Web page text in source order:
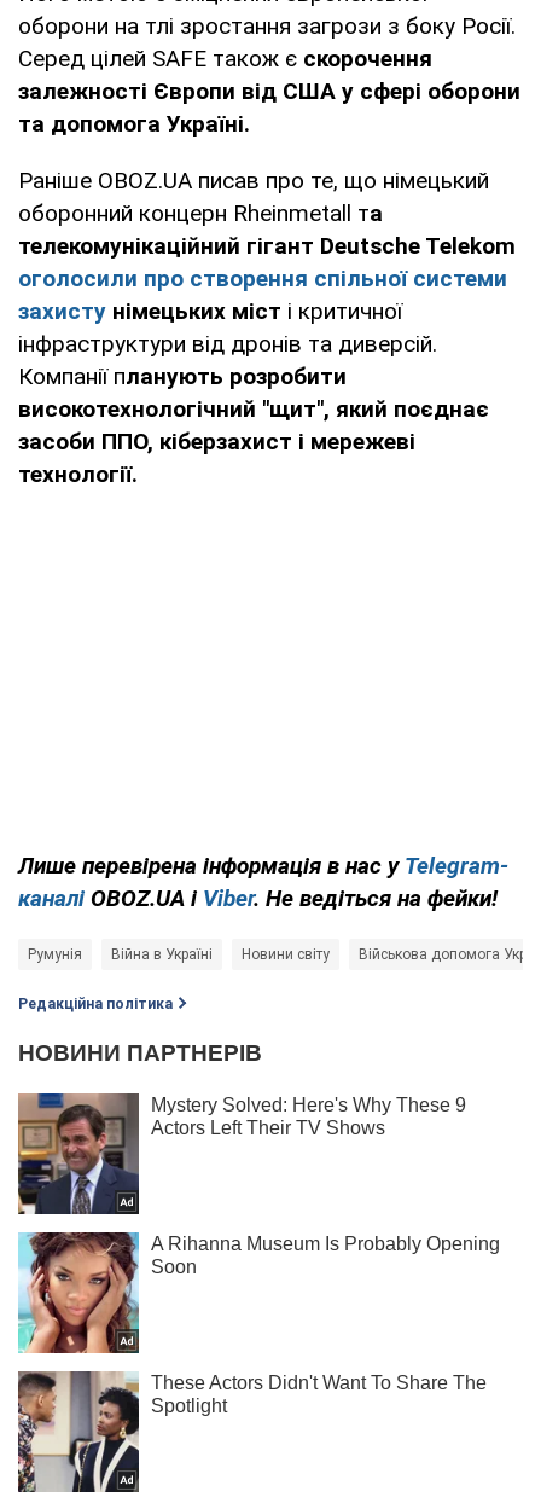
оборони на тлі зростання загрози з боку Росії.
Серед цілей SAFE також є скорочення
залежності Європи від США у сфері оборони
та допомога Україні.
Раніше OBOZ.UA писав про те, що німецький
оборонний концерн Rheinmetall та
телекомунікаційний гігант Deutsche Telekom
оголосили про створення спільної системи
захисту німецьких міст і критичної
інфраструктури від дронів та диверсій.
Компанії планують розробити
високотехнологічний "щит", який поєднає
засоби ППО, кіберзахист і мережеві
технології.
Лише перевірена інформація в нас у Telegram-
каналі OBOZ.UA і Viber. Не ведіться на фейки!
Румунія Війна в Україні Новини світу Військова допомога
Редакційна політика